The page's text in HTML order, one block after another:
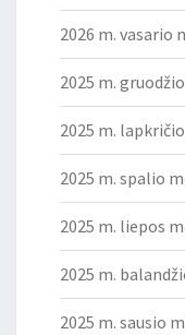
2026 m. vasario
2025 m.
2025 m.
2025 m. spalio
2025 m. liepos
2025 m.
2025 m. sausio